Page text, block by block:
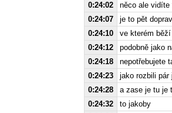
0:24:02
něco ale vidíte
0:24:07
je to pět
0:24:10
ve kterém
0:24:12
podobně jako
0:24:18
nepotřebujete
0:24:23
jako rozbili
0:24:28
a zase je tu je
0:24:32
to jakoby